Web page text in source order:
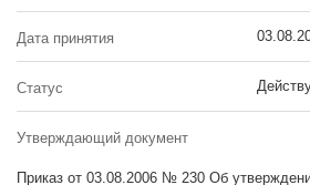
Дата принятия
Статус
Утверждающий документ
Приказ от 03.08.2006 № 230 Об